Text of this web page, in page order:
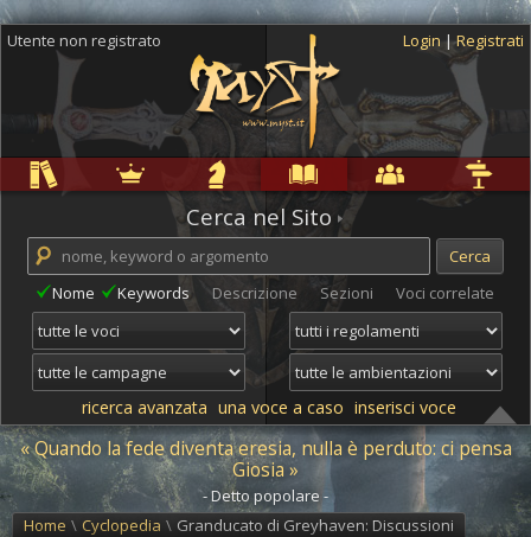
Utente non registrato Login |Registrati
Cerca nel Sito
Nome Keywords Descrizione Sezioni Voci correlate
ricerca avanzata una voce a caso inserisci voce
« Quando la fede diventa eresia, nulla è perduto: ci pensa
Giosia »
- Detto popolare -
Home \ Cyclopedia \ Granducato di Greyhaven: Discussioni